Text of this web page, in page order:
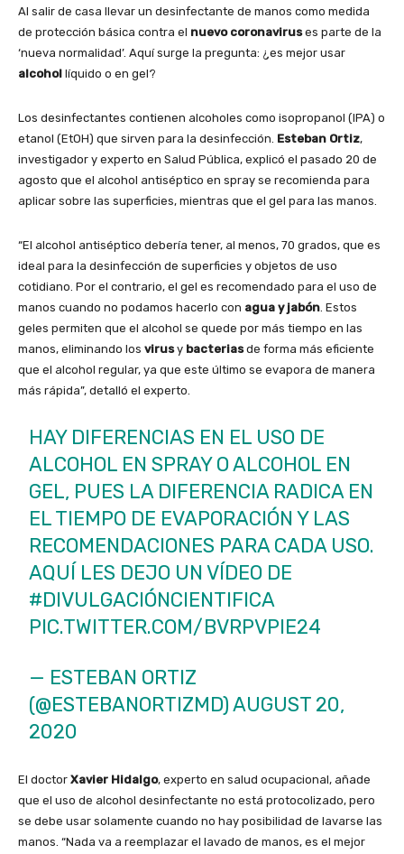
Al salir de casa llevar un desinfectante de manos como medida
de protección básica contra el nuevo coronaviruses parte de la
‘nueva normalidad’. Aquí surge la pregunta: ¿es mejor usar
alcohol líquido o en gel?
Los desinfectantes contienen alcoholes como isopropanol (IPA) o
etanol (EtOH) que sirven para la desinfección. Esteban Ortiz,
investigador y experto en Salud Pública, explicó el pasado 20 de
agosto que el alcohol antiséptico en spray se recomienda para
aplicar sobre las superficies, mientras que el gel para las manos.
“El alcohol antiséptico debería tener, al menos, 70 grados, que es
ideal para la desinfección de superficies y objetos de uso
cotidiano. Por el contrario, el gel es recomendado para el uso de
manos cuando no podamos hacerlo con agua y jabón . Estos
geles permiten que el alcohol se quede por más tiempo en las
manos, eliminando los virusy bacteriasde forma más eficiente
que el alcohol regular, ya que este último se evapora de manera
más rápida”, detalló el experto.
HAY DIFERENCIAS EN EL USO DE
ALCOHOL EN SPRAY O ALCOHOL EN
GEL, PUES LA DIFERENCIA RADICA EN
EL TIEMPO DE EVAPORACIÓN Y LAS
RECOMENDACIONES PARA CADA USO.
AQUÍ LES DEJO UN VÍDEO DE
#DIVULGACIÓNCIENTIFICA
PIC.TWITTER.COM/BVRPVPIE24
— ESTEBAN ORTIZ
(@ESTEBANORTIZMD)AUGUST 20,
2020
El doctor Xavier Hidalgo, experto en salud ocupacional, añade
que el uso de alcohol desinfectante no está protocolizado, pero
se debe usar solamente cuando no hay posibilidad de lavarse las
manos. “Nada va a reemplazar el lavado de manos, es el mejor